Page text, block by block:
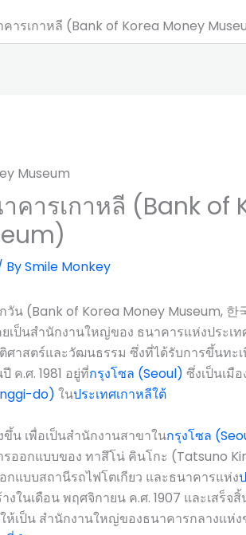
รเกาหลี (Bank of Korea Money
ารเกาหลี (Bank of
Smile Monkey
น (Bank of Korea Money Museum, 한
ป็นสำนักงานใหญ่ของ ธนาคารแห่งประเท
าสตร์และวัฒนธรรม ซึ่งที่ได้รับการขึ้นทะ
ค.ศ. 1981 อยู่ที่กรุงโซล (Seoul) ซึ่งเป็นเมื
do) ในประเทศเกาหลีใต้
น เพื่อเป็นสำนักงานสาขาในกรุงโซล
ออกแบบของ ทาสึโน่ คินโกะ (Tatsuno
กแบบสถานีรถไฟโตเกียว และธนาคารแห่ง
งในเดือน พฤศจิกายน ค.ศ. 1907 และเสร็จ
ให้เป็น สำนักงานใหญ่ของธนาคารกลางแห่